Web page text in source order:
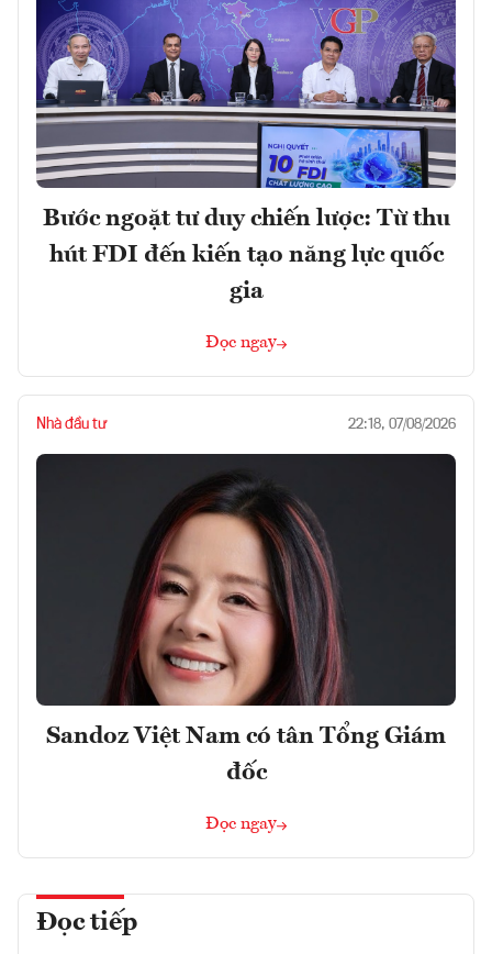
Bước ngoặt tư duy chiến lược: Từ thu
hút FDI đến kiến tạo năng lực quốc
gia
Đọc ngay
Nhà đầu tư 22:18, 07/08/2026
Sandoz Việt Nam có tân Tổng Giám
đốc
Đọc ngay
Đọc tiếp